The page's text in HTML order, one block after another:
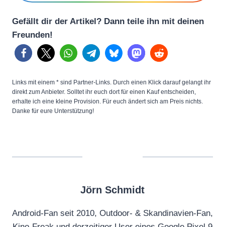
Gefällt dir der Artikel? Dann teile ihn mit deinen
Freunden!
Links mit einem * sind Partner-Links. Durch einen Klick darauf gelangt ihr
direkt zum Anbieter. Solltet ihr euch dort für einen Kauf entscheiden,
erhalte ich eine kleine Provision. Für euch ändert sich am Preis nichts.
Danke für eure Unterstützung!
Jörn Schmidt
Android-Fan seit 2010, Outdoor- & Skandinavien-Fan,